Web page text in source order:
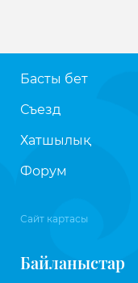
Басты бет
Съезд
Хатшылық
Форум
Сайт картасы
Байланыстар